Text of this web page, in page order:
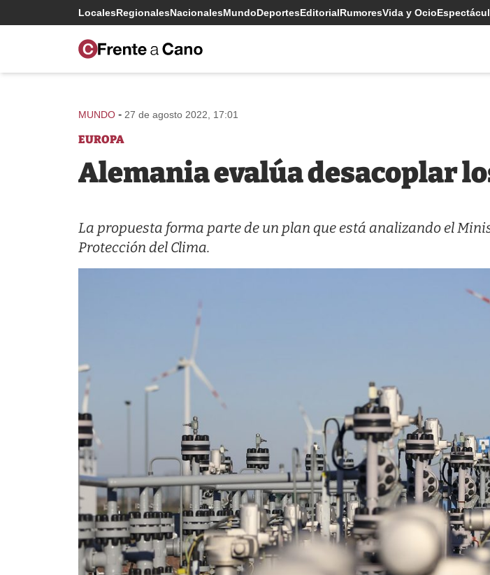
LocalesRegionalesNacionalesMundoDeportesEditorialRumoresVida y Ocio
MUNDO - 27 de agosto 2022, 17:01
EUROPA
Alemania evalúa desacoplar
La propuesta forma parte de un plan que está analizando el
Protección del Clima.